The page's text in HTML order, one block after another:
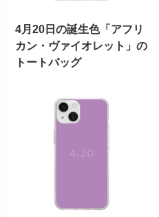
4月20日の誕生色「アフリ
カン・ヴァイオレット」の
トートバッグ